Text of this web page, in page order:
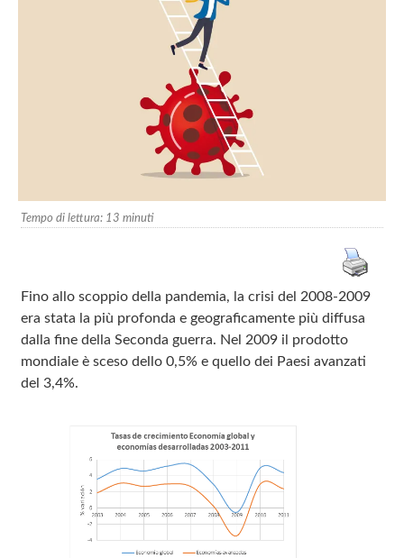
Tempo di lettura: 13 minuti
Fino allo scoppio della pandemia, la crisi del 2008‑2009
era stata la più profonda e geograficamente più diffusa
dalla fine della Seconda guerra. Nel 2009 il prodotto
mondiale è sceso dello 0,5% e quello dei Paesi avanzati
del 3,4%.